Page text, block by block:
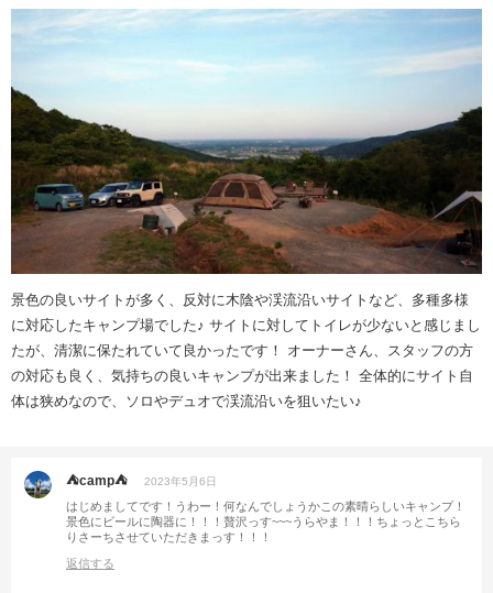
景色の良いサイトが多く、反対に木陰や渓流沿いサイトなど、多種多様
に対応したキャンプ場でした♪ サイトに対してトイレが少ないと感じまし
たが、清潔に保たれていて良かったです！ オーナーさん、スタッフの方
の対応も良く、気持ちの良いキャンプが出来ました！ 全体的にサイト自
体は狭めなので、ソロやデュオで渓流沿いを狙いたい♪
⛺camp⛺ 2023年5月6日
はじめましてです！うわー！何なんでしょうかこの素晴らしいキャンプ！
景色にビールに陶器に！！！贅沢っす~~~うらやま！！！ちょっとこちら
りさーちさせていただきまっす！！！
返信する